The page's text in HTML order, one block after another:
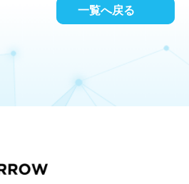
一覧へ戻る